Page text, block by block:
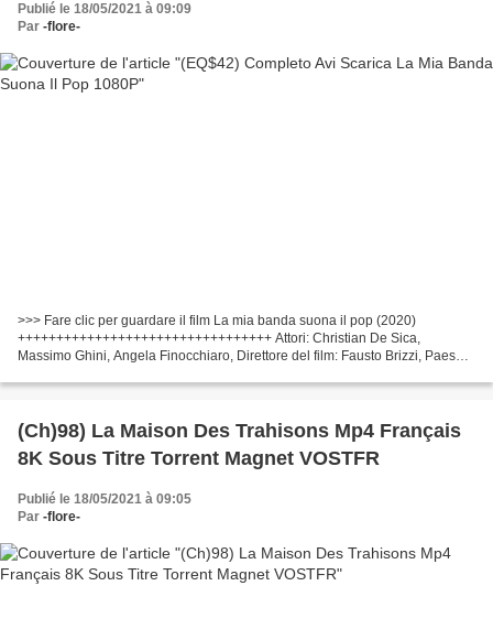
Publié le 18/05/2021 à 09:09
Par -flore-
>>> Fare clic per guardare il film La mia banda suona il pop (2020)
+++++++++++++++++++++++++++++++++ Attori: Christian De Sica,
Massimo Ghini, Angela Finocchiaro, Direttore del film: Fausto Brizzi, Paese:
(Ch)98) La Maison Des Trahisons Mp4 Français
8K Sous Titre Torrent Magnet VOSTFR
Publié le 18/05/2021 à 09:05
Par -flore-